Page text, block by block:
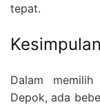
tepat.
Kesimpulan
Dalam
Depok, ada